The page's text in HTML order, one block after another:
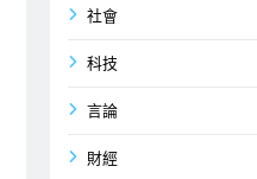
社會
科技
言論
財經